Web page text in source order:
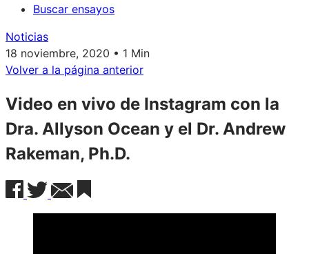
Buscar ensayos
Noticias
18 noviembre, 2020 • 1 Min
Volver a la página anterior
Video en vivo de Instagram con la
Dra. Allyson Ocean y el Dr. Andrew
Rakeman, Ph.D.